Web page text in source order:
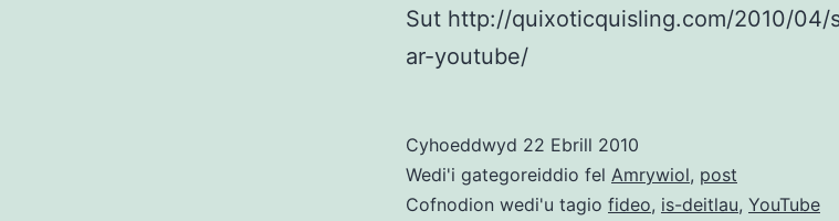
Sut http://quixoticquisling.com/2010/
ar-youtube/
Cyhoeddwyd 22 Ebrill 2010
Wedi'i gategoreiddio fel Amrywiol, post
Cofnodion wedi'u tagio fideo, is-deitlau, YouTube